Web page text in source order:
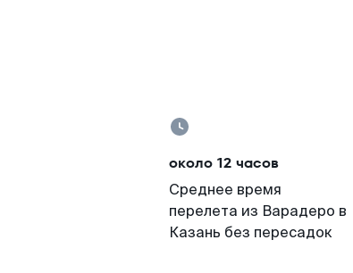
около 12 часов
Среднее время
перелета из Варадеро в
Казань без пересадок